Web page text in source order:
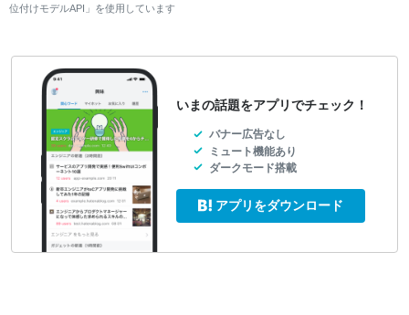
位付けモデルAPI」を使用しています
いまの話題をアプリでチェック！
バナー広告なし
ミュート機能あり
ダークモード搭載
アプリをダウンロード